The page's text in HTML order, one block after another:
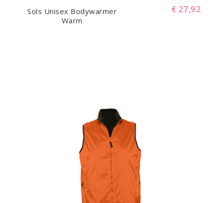
Sols Unisex Bodywarmer
Warm
€ 27,92